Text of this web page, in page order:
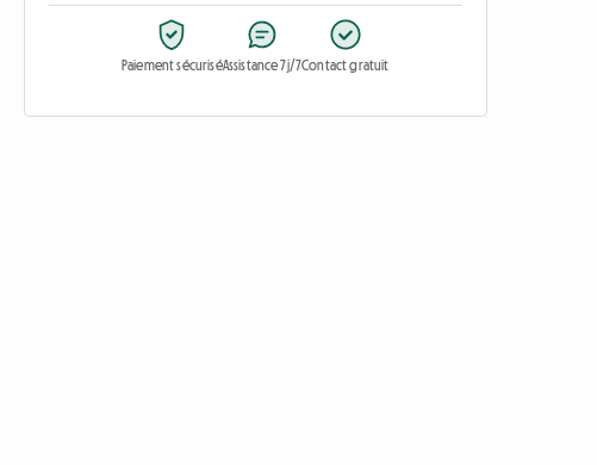
Paiement sécuriséAssistance 7j/7Contact gratuit